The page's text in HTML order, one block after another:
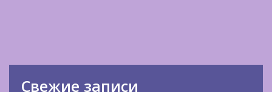
Свежие записи